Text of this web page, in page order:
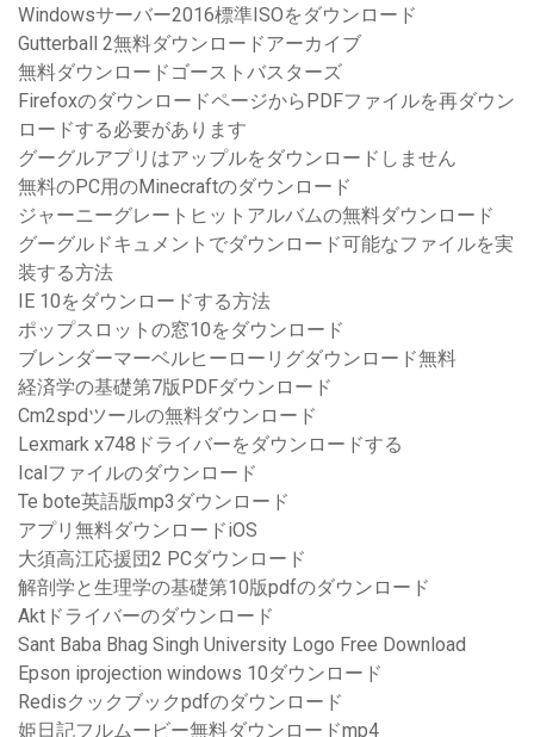
Windowsサーバー2016標準ISOをダウンロード
Gutterball 2無料ダウンロードアーカイブ
無料ダウンロードゴーストバスターズ
FirefoxのダウンロードページからPDFファイルを再ダウン
ロードする必要があります
グーグルアプリはアップルをダウンロードしません
無料のPC用のMinecraftのダウンロード
ジャーニーグレートヒットアルバムの無料ダウンロード
グーグルドキュメントでダウンロード可能なファイルを実
装する方法
IE 10をダウンロードする方法
ポップスロットの窓10をダウンロード
ブレンダーマーベルヒーローリグダウンロード無料
経済学の基礎第7版PDFダウンロード
Cm2spdツールの無料ダウンロード
Lexmark x748ドライバーをダウンロードする
Icalファイルのダウンロード
Te bote英語版mp3ダウンロード
アプリ無料ダウンロードiOS
大須高江応援団2 PCダウンロード
解剖学と生理学の基礎第10版pdfのダウンロード
Aktドライバーのダウンロード
Sant Baba Bhag Singh University Logo Free Download
Epson iprojection windows 10ダウンロード
Redisクックブックpdfのダウンロード
姫日記フルムービー無料ダウンロードmp4